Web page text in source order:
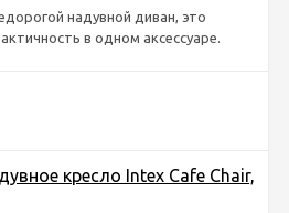
надувной диван, это
в одном аксессуаре.
кресло Intex Cafe Chair,